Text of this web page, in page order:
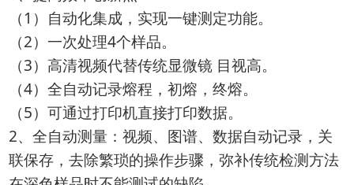
（1）自动化集成，实现一键测定功能。
（2）一次处理4个样品。
（3）高清视频代替传统显微镜 目视高。
（4）全自动记录熔程，初熔，终熔。
（5）可通过打印机直接打印数据。
2、全自动测量：视频、图谱、数据自动记录，关
联保存，去除繁琐的操作步骤，弥补传统检测方法